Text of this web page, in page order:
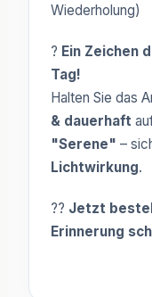
Wiederholung)
? Ein Zeichen
Tag!
Halten Sie das
& dauerhaft
"Serene" –
Lichtwirkung.
?? Jetzt
Erinnerung